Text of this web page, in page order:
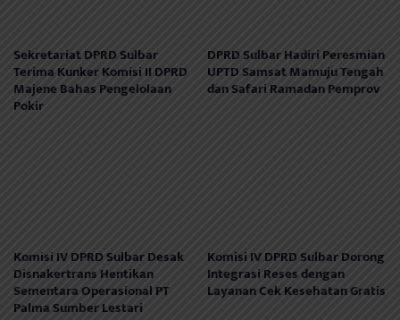
Sekretariat DPRD Sulbar
Terima Kunker Komisi II DPRD
Majene Bahas Pengelolaan
Pokir
DPRD Sulbar Hadiri Peresmian
UPTD Samsat Mamuju Tengah
dan Safari Ramadan Pemprov
Komisi IV DPRD Sulbar Desak
Disnakertrans Hentikan
Sementara Operasional PT
Palma Sumber Lestari
Komisi IV DPRD Sulbar Dorong
Integrasi Reses dengan
Layanan Cek Kesehatan Gratis